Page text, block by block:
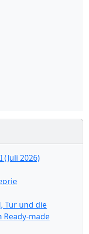
2026)
Tur und die
made